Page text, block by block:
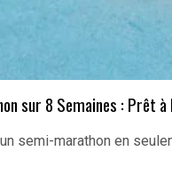
sur 8 Semaines : Prêt à
semi-marathon en